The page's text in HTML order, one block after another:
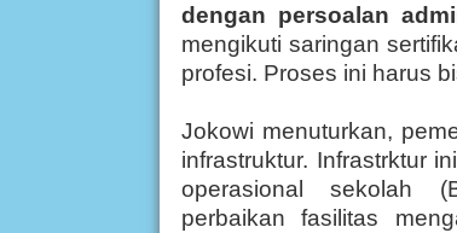
dengan persoalan
mengikuti saringan
profesi. Proses ini harus
Jokowi menuturkan,
infrastruktur. Infrastrktur
operasional sekolah
perbaikan fasilitas